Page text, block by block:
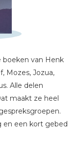
boeken van Henk
Mozes, Jozua,
Alle delen
maakt ze heel
en een kort gebed